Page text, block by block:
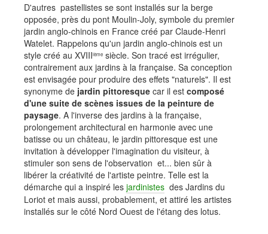
D'autres pastellistes se sont installés sur la berge
opposée, près du pont Moulin-Joly, symbole du premier
jardin anglo-chinois en France créé par Claude-Henri
Watelet. Rappelons qu'un jardin anglo-chinois est un
style créé au XVIIIième siècle. Son tracé est irrégulier,
contrairement aux jardins à la française. Sa conception
est envisagée pour produire des effets "naturels". Il est
synonyme de jardin pittoresque car il est composé
d'une suite de scènes issues de la peinture de
paysage. A l'inverse des jardins à la française,
prolongement architectural en harmonie avec une
batisse ou un château, le jardin pittoresque est une
invitation à développer l'imagination du visiteur, à
stimuler son sens de l'observation et... bien sûr à
libérer la créativité de l'artiste peintre. Telle est la
démarche qui a inspiré les jardinistes des Jardins du
Loriot et mais aussi, probablement, et attiré les artistes
installés sur le côté Nord Ouest de l'étang des lotus.